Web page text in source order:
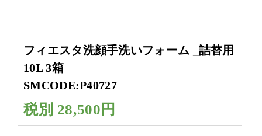
フィエスタ洗顔手洗いフォーム _詰替用
10L 3箱
SMCODE:P40727
税別 28,500円